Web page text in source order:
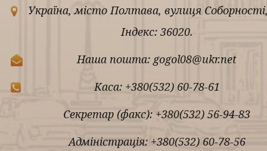
Україна, місто Полтава, вулиця
Індекс: 36020.
Наша пошта: gogol08@ukr.net
Каса: +380(532) 60-78-61
Секретар (факс): +380(532) 56-94-83
Адміністрація: +380(532) 60-78-56